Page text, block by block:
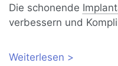
Die schonende
verbessern und
Weiterlesen über